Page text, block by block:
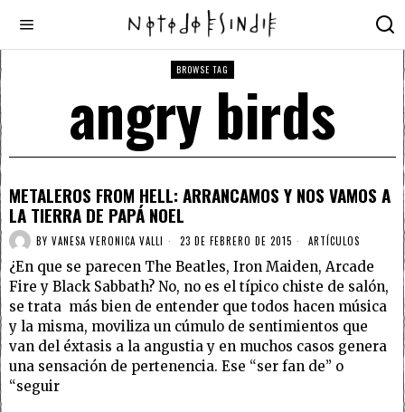
BROWSE TAG
angry birds
METALEROS FROM HELL: ARRANCAMOS Y NOS VAMOS A
LA TIERRA DE PAPÁ NOEL
BY VANESA VERONICA VALLI 23 DE FEBRERO DE 2015 ARTÍCULOS
¿En que se parecen The Beatles, Iron Maiden, Arcade
Fire y Black Sabbath? No, no es el típico chiste de salón,
se trata más bien de entender que todos hacen música
y la misma, moviliza un cúmulo de sentimientos que
van del éxtasis a la angustia y en muchos casos genera
una sensación de pertenencia. Ese “ser fan de” o
“seguir